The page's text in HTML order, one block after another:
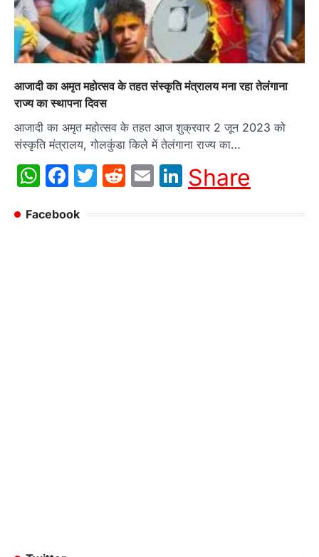
आजादी का अमृत महोत्सव के तहत संस्कृति मंत्रालय मना रहा तेलंगाना
राज्य का स्थापना दिवस
आजादी का अमृत महोत्सव के तहत आज शुक्रवार 2 जून 2023 को
संस्कृति मंत्रालय, गोलकुंडा किले में तेलंगाना राज्य का…
WhatsApp
Facebook
Twitter
Reddit
EmailLinkedIn
Share
Facebook